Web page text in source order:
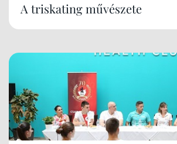
A triskating művészete